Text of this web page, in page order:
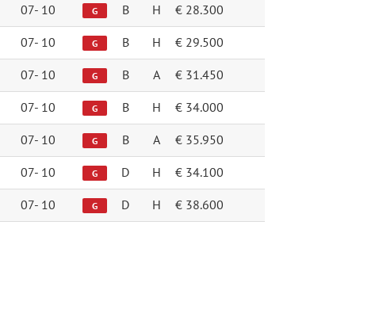
07- 10 G B H € 28.300
07- 10 G B H € 29.500
07- 10 G B A € 31.450
07- 10 G B H € 34.000
07- 10 G B A € 35.950
07- 10 G D H € 34.100
07- 10 G D H € 38.600